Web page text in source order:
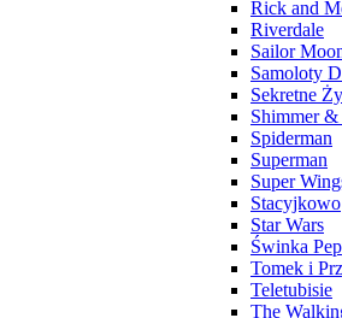
Rick and
Riverdale
Sailor
Samoloty
Sekretne
Shimmer &
Spiderman
Superman
Super
Stacyjkowo
Star Wars
Świnka
Tomek i
Teletubisie
The